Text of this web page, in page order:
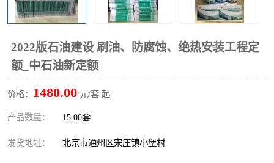
2022版石油建设 刷油、防腐蚀、绝热安装工程定
额_中石油新定额
价格： 1480.00 元/套 起
产品数量： 15.00套
发货地址： 北京市通州区宋庄镇小堡村
算定额
山东省工程预算定额 法律图书
电网技改,拆除,检修定额 炼油化工计价依据定额
信息通信建设工程预算定
额
火力发电机组检修定额
湖北建设工程消耗量定额
煤炭建设工程预算定额 钢铁检修工程预算定额